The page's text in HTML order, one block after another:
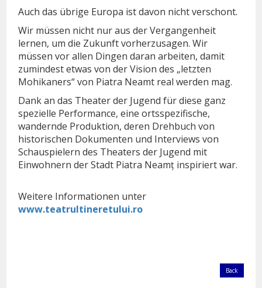
Auch das übrige Europa ist davon nicht verschont.
Wir müssen nicht nur aus der Vergangenheit
lernen, um die Zukunft vorherzusagen. Wir
müssen vor allen Dingen daran arbeiten, damit
zumindest etwas von der Vision des „letzten
Mohikaners“ von Piatra Neamt real werden mag.
Dank an das Theater der Jugend für diese ganz
spezielle Performance, eine ortsspezifische,
wandernde Produktion, deren Drehbuch von
historischen Dokumenten und Interviews von
Schauspielern des Theaters der Jugend mit
Einwohnern der Stadt Piatra Neamț inspiriert war.
Weitere Informationen unter
www.teatrultineretului.ro
Back